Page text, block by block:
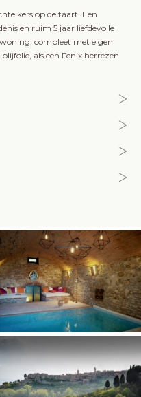
kers op de taart. Een
en ruim 5 jaar liefdevolle
compleet met eigen
als een Fenix herrezen